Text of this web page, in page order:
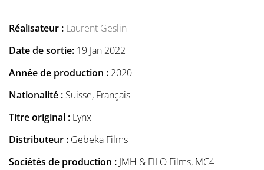
Réalisateur : Laurent Geslin
Date de sortie: 19 Jan 2022
Année de production : 2020
Nationalité : Suisse, Français
Titre original : Lynx
Distributeur : Gebeka Films
Sociétés de production : JMH & FILO Films, MC4